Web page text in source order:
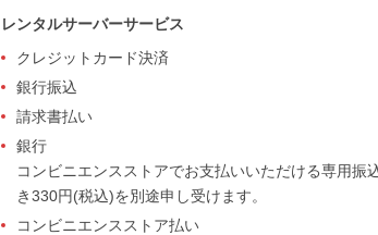
レンタルサーバーサービス
クレジットカード決済
銀行振込
請求書払い
銀行
コンビニエンスストアでお支払いいただける専用
き330円(税込)を別途申し受けます。
コンビニエンスストア払い